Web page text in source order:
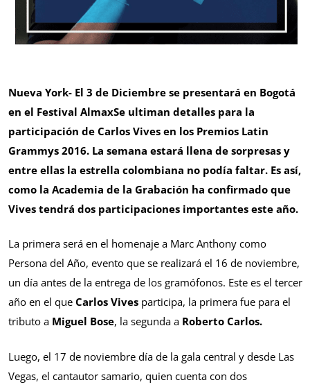
Nueva York- El 3 de Diciembre se presentará en Bogotá
en el Festival AlmaxSe ultiman detalles para la
participación de Carlos Vives en los Premios Latin
Grammys 2016. La semana estará llena de sorpresas y
entre ellas la estrella colombiana no podía faltar. Es así,
como la Academia de la Grabación ha confirmado que
Vives tendrá dos participaciones importantes este año.
La primera será en el homenaje a Marc Anthony como
Persona del Año, evento que se realizará el 16 de noviembre,
un día antes de la entrega de los gramófonos. Este es el tercer
año en el que Carlos Vives participa, la primera fue para el
tributo a Miguel Bose, la segunda a Roberto Carlos.
Luego, el 17 de noviembre día de la gala central y desde Las
Vegas, el cantautor samario, quien cuenta con dos